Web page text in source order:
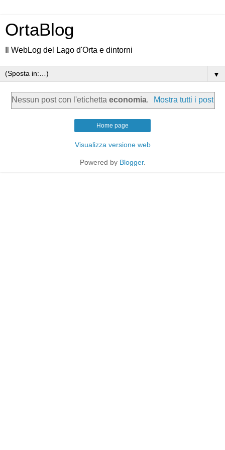
OrtaBlog
Il WebLog del Lago d'Orta e dintorni
▼
Nessun post con l'etichetta economia. Mostra tutti i post
Home page
Visualizza versione web
Powered by Blogger.